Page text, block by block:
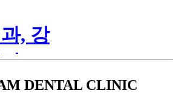
DENTAL CLINIC